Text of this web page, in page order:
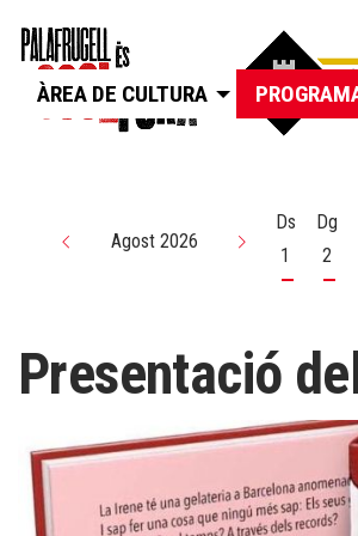
ÀREA DE CULTURA
Agost 2026
Ds
1
Dissabte
Dg
2
Presentació